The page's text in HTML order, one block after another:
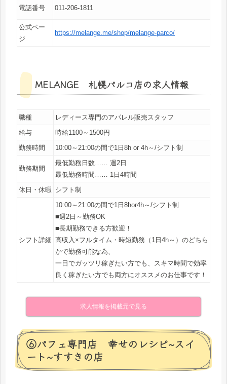
電話番号 011-206-1811
公式ペー
ジ
https://melange.me/shop/melange-parco/
MELANGE 札幌パルコ店の求人情報
職種
レディース専門のアパレル販売スタッフ
給与
時給1100～1500円
勤務時間
10:00～21:00の間で1日8h or 4h～/シフト制
勤務期間
最低勤務日数…… 週2日
最低勤務時間…… 1日4時間
休日・休暇 シフト制
シフト詳細
10:00～21:00の間で1日8hor4h～/シフト制
■週2日～勤務OK
■長期勤務できる方歓迎！
高収入×フルタイム・時短勤務（1日4h～）のどちら
かで勤務可能な為、
一日でガッツリ稼ぎたい方でも、スキマ時間で効率
良く稼ぎたい方でも両方にオススメのお仕事です！
求人情報を掲載元で見る
⑥パフェ専門店 幸せのレシピ~スイ
ート~すすきの店